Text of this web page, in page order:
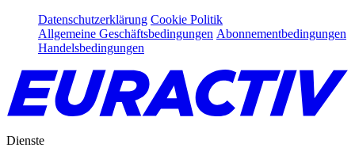
Datenschutzerklärung Cookie Politik
Allgemeine Geschäftsbedingungen Abonnementbedingungen
Handelsbedingungen
Dienste